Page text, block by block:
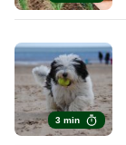
3 min